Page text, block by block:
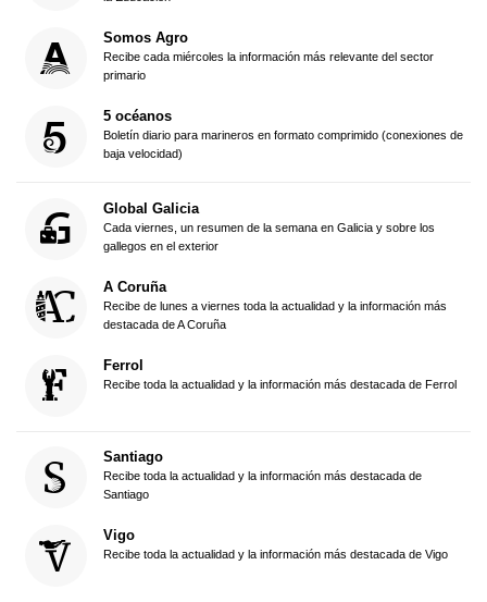
Somos Agro
Recibe cada miércoles la información más relevante del sector
primario
5 océanos
Boletín diario para marineros en formato comprimido (conexiones de
baja velocidad)
Global Galicia
Cada viernes, un resumen de la semana en Galicia y sobre los
gallegos en el exterior
A Coruña
Recibe de lunes a viernes toda la actualidad y la información más
destacada de A Coruña
Ferrol
Recibe toda la actualidad y la información más destacada de Ferrol
Santiago
Recibe toda la actualidad y la información más destacada de
Santiago
Vigo
Recibe toda la actualidad y la información más destacada de Vigo